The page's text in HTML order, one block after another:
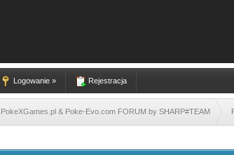
Logowanie » Rejestracja
PokeXGames.pl & Poke-Evo.com FORUM by SHARP#TEAM